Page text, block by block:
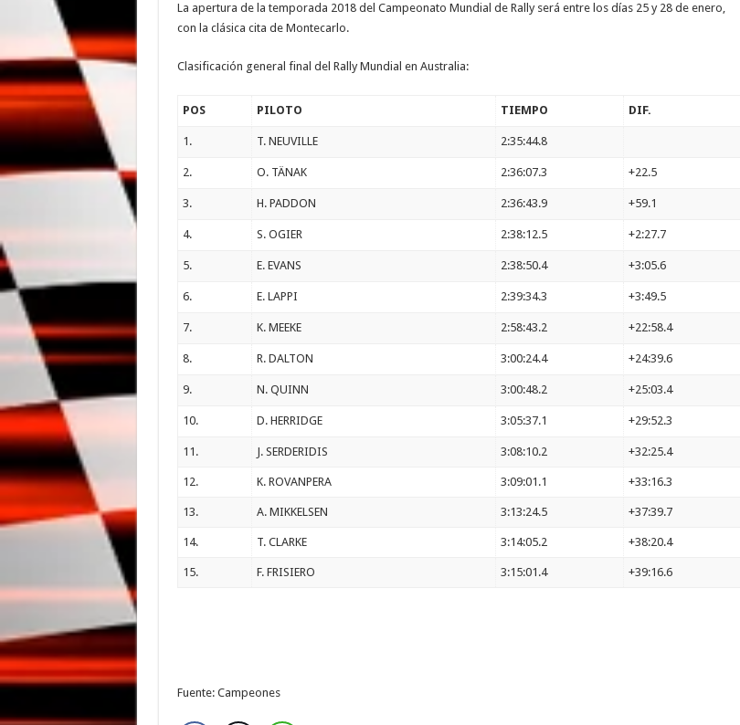
La apertura de la temporada 2018 del Campeonato Mundial de Rally será entre los días 25 y 28 de enero,
con la clásica cita de Montecarlo.
Clasificación general final del Rally Mundial en Australia:
POS PILOTO TIEMPO DIF.
1. T. NEUVILLE 2:35:44.8
2. O. TÄNAK 2:36:07.3 +22.5
3. H. PADDON 2:36:43.9 +59.1
4. S. OGIER 2:38:12.5 +2:27.7
5. E. EVANS 2:38:50.4 +3:05.6
6. E. LAPPI 2:39:34.3 +3:49.5
7. K. MEEKE 2:58:43.2 +22:58.4
8. R. DALTON 3:00:24.4 +24:39.6
9. N. QUINN 3:00:48.2 +25:03.4
10. D. HERRIDGE 3:05:37.1 +29:52.3
11. J. SERDERIDIS 3:08:10.2 +32:25.4
12. K. ROVANPERA 3:09:01.1 +33:16.3
13. A. MIKKELSEN 3:13:24.5 +37:39.7
14. T. CLARKE 3:14:05.2 +38:20.4
15. F. FRISIERO 3:15:01.4 +39:16.6
Fuente: Campeones